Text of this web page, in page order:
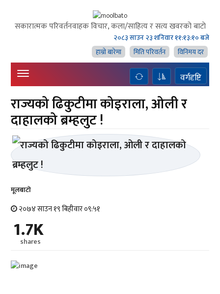
सकारात्मक परिवर्तनवाहक विचार, कला/साहित्य र सत्य खवरको बाटाे
२०८३ साउन २३ शनिवार११:१३:११ बजे
हाम्राे बारेमा
मिति परिवर्तन विनिमय दर
वर्गदृष्टि
राज्यको ढिकुटीमा कोइराला, ओली र
दाहालको ब्रम्हलुट !
मूलबाटाे
२०७४ साउन १९ बिहीवार ०९:५१
1.7K
shares